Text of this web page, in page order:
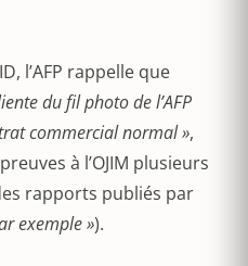
l’AFP rappelle que
du fil photo de l’AFP
commercial normal »,
à l’OJIM plusieurs
rapports publiés par
exemple »).